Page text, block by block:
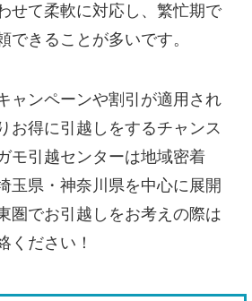
せて柔軟に対応し、繁忙期で
できることが多いです。
ャンペーンや割引が適用され
お得に引越しをするチャンス
モ引越センターは地域密着
玉県・神奈川県を中心に展開
圏でお引越しをお考えの際は
ください！